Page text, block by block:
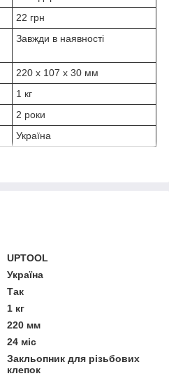
22 грн
Завжди в наявності
220 х 107 х 30 мм
1 кг
2 роки
Україна
UPTOOL
Україна
Так
1 кг
220 мм
24 міс
Закльопник для різьбових
клепок